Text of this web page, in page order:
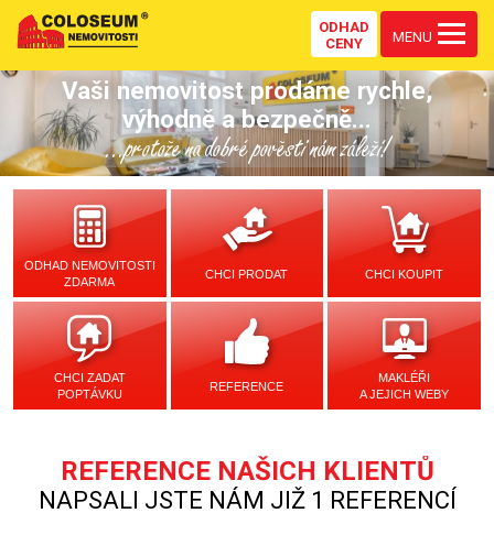
ODHAD
CENY
MENU
Vaši nemovitost prodáme rychle,
výhodně a bezpečně...
...protože na dobré pověsti nám záleží!
ODHAD NEMOVITOSTI
ZDARMA
CHCI PRODAT CHCI KOUPIT
CHCI ZADAT
POPTÁVKU
REFERENCE
MAKLÉŘI
A JEJICH WEBY
REFERENCE NAŠICH KLIENTŮ
NAPSALI JSTE NÁM JIŽ 1 REFERENCÍ